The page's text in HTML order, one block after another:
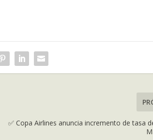
✅ Copa Airlines anuncia incremento de tasa